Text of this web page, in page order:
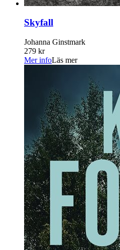
Skyfall
Johanna Ginstmark
279 kr
Mer infoLäs mer